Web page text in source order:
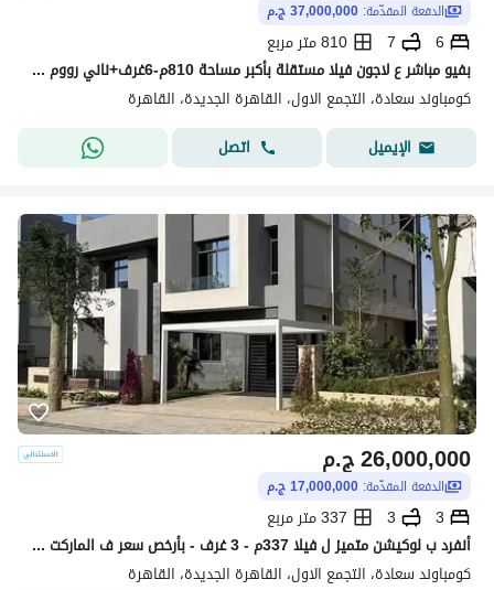
الدفعة المقدّمة: 37,000,000 ج.م
6
7
810 متر مربع
بفيو مباشر ع لاجون فيلا مستقلة بأكبر مساحة 810م-6غرف+ناني رووم بأوفرغيرمتوقع - ف سعادة التجمع الخامس بالتقسيط-السعر الان قابل للتفاوض- saada new cairo
كومباوند سعادة، التجمع الاول، القاهرة الجديدة، القاهرة
الإيميل
اتصل
ج.م26,000,000
الدفعة المقدّمة: 17,000,000 ج.م
3
3
337 متر مربع
أنفرد ب لوكيشن متميز ل فيلا 337م - 3 غرف - بأرخص سعر ف الماركت في سعادة التجمع الخامس - بالتقسيط - saada new cairo
كومباوند سعادة، التجمع الاول، القاهرة الجديدة، القاهرة